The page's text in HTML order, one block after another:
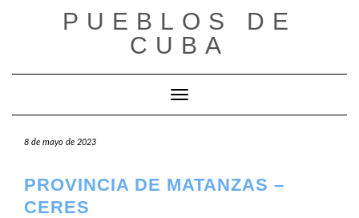
PUEBLOS DE
CUBA
Cambiar modo de navegación
8 de mayo de 2023
PROVINCIA DE MATANZAS –
CERES